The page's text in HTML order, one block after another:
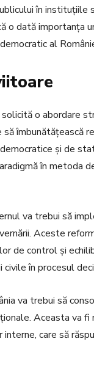
în
dată importanța
al
o abordare
îmbunătățească
și de
în metoda
va trebui să
Aceste
de control și
în procesul
va trebui să
Aceasta va
care să